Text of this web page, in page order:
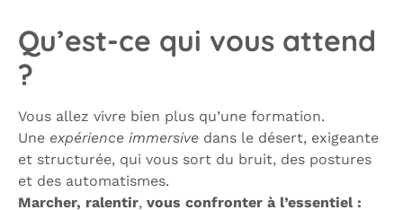
Qu’est-ce qui vous attend
?
Vous allez vivre bien plus qu’une formation.
Une expérience immersive dans le désert, exigeante
et structurée, qui vous sort du bruit, des postures
et des automatismes.
Marcher, ralentir, vous confronter à l’essentiel :